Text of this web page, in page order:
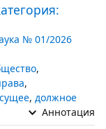
№ 01/2026
,
,
сущее, должное
Аннотация